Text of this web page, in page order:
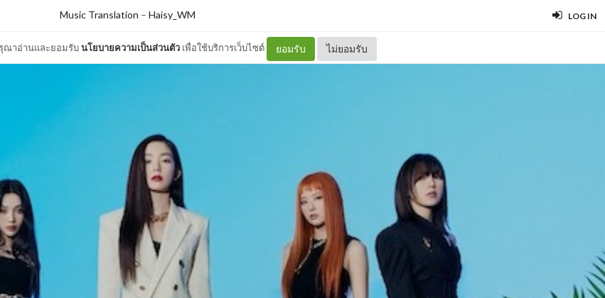
LOG IN
รุณาอ่านและยอมรับนโยบายความเป็นส่วนตัว เพื่อใช้บริการเว็บไซต์ ยอมรับ ไม่ยอมรับ
Music Translation – Haisy_WM